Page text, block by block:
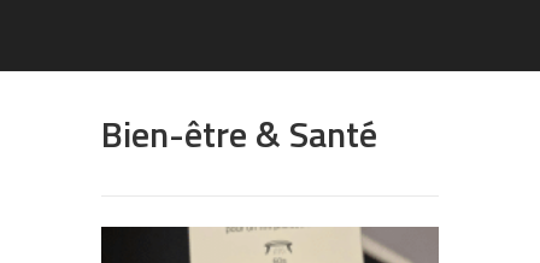
Bien-être & Santé